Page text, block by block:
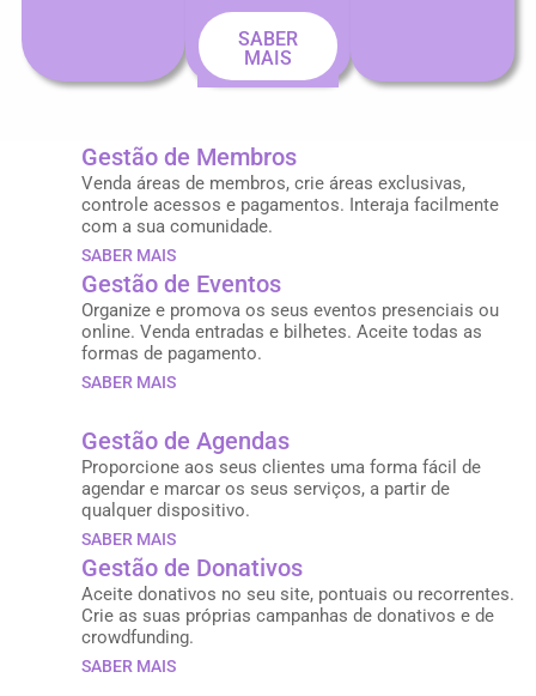
SABER
MAIS
Gestão de Membros
Venda áreas de membros, crie áreas exclusivas,
controle acessos e pagamentos. Interaja facilmente
com a sua comunidade.
SABER MAIS
Gestão de Eventos
Organize e promova os seus eventos presenciais ou
online. Venda entradas e bilhetes. Aceite todas as
formas de pagamento.
SABER MAIS
Gestão de Agendas
Proporcione aos seus clientes uma forma fácil de
agendar e marcar os seus serviços, a partir de
qualquer dispositivo.
SABER MAIS
Gestão de Donativos
Aceite donativos no seu site, pontuais ou recorrentes.
Crie as suas próprias campanhas de donativos e de
crowdfunding.
SABER MAIS